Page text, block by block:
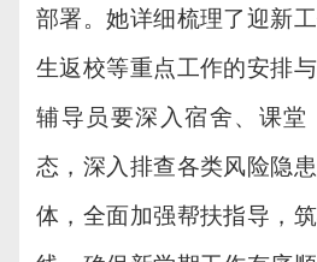
部署。她详细梳理了迎新
生返校等重点工作的安排
辅导员要深入宿舍、课堂
态，深入排查各类风险隐
体，全面加强帮扶指导，